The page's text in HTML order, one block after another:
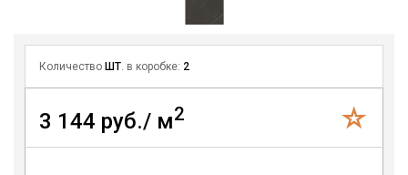
Количество ШТ . в коробке: 2
3 144 руб./ м2